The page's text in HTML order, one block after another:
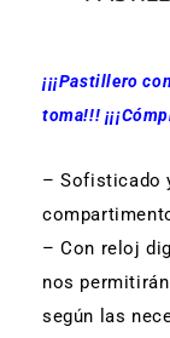
¡¡¡Pastillero
toma!!!
– Sofisticado
– Con reloj
nos
según las